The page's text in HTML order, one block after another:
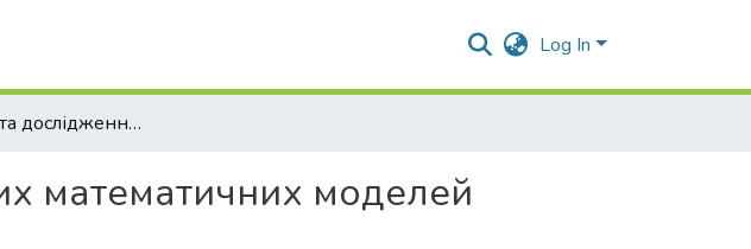
Log In
Побудова та дослідження різноманітних математичних моделей
математичних моделей